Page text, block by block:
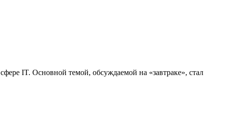
IT. Основной темой, обсуждаемой на «завтраке», стал